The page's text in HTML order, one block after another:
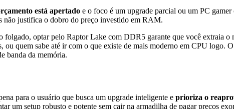
está apertado e o foco é um upgrade parcial ou um PC
não justifica o dobro do preço investido em RAM.
folgado, optar pelo Raptor Lake com DDR5 garante que você extraia
ou quem sabe até ir com o que existe de mais moderno em CPU logo.
banda da memória.
para o usuário que busca um upgrade inteligente e prioriza o
um setup robusto e potente sem cair na armadilha de pagar preços